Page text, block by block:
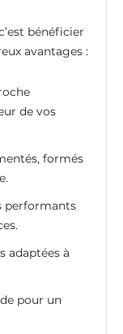
bénéficier
avantages :
de vos
formés
performants
adaptées à
pour un